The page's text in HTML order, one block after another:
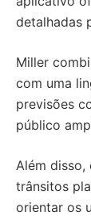
detalhadas
Miller
com uma
previsões
público
Além disso,
trânsitos
orientar os